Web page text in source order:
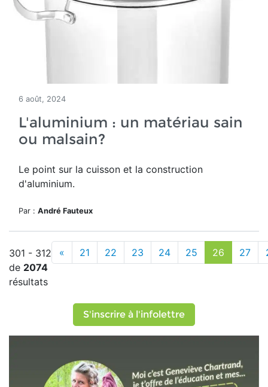
6 août, 2024
L'aluminium : un matériau sain
ou malsain?
Le point sur la cuisson et la construction
d'aluminium.
Par : André Fauteux
301 - 312
de 2074
résultats
« 21 22 23 24 25 26 27
S'inscrire à l'infolettre